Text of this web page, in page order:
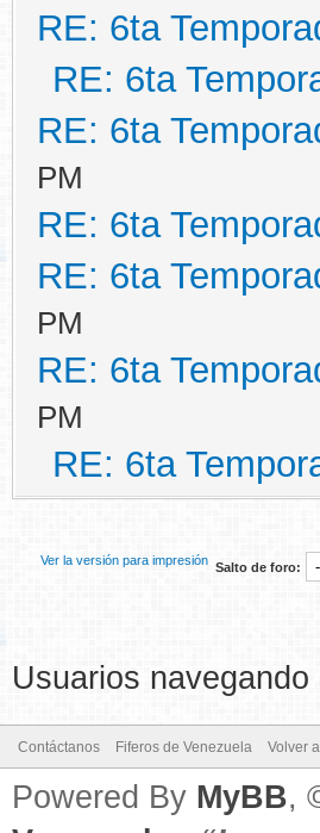
RE: 6ta
RE: 6ta
RE: 6ta
PM
RE: 6ta
RE: 6ta
PM
RE: 6ta
PM
RE: 6ta
Ver la versión para impresión Salto de foro:
Usuarios
Contáctanos Fiferos de Venezuela Volver
Powered By MyBB,